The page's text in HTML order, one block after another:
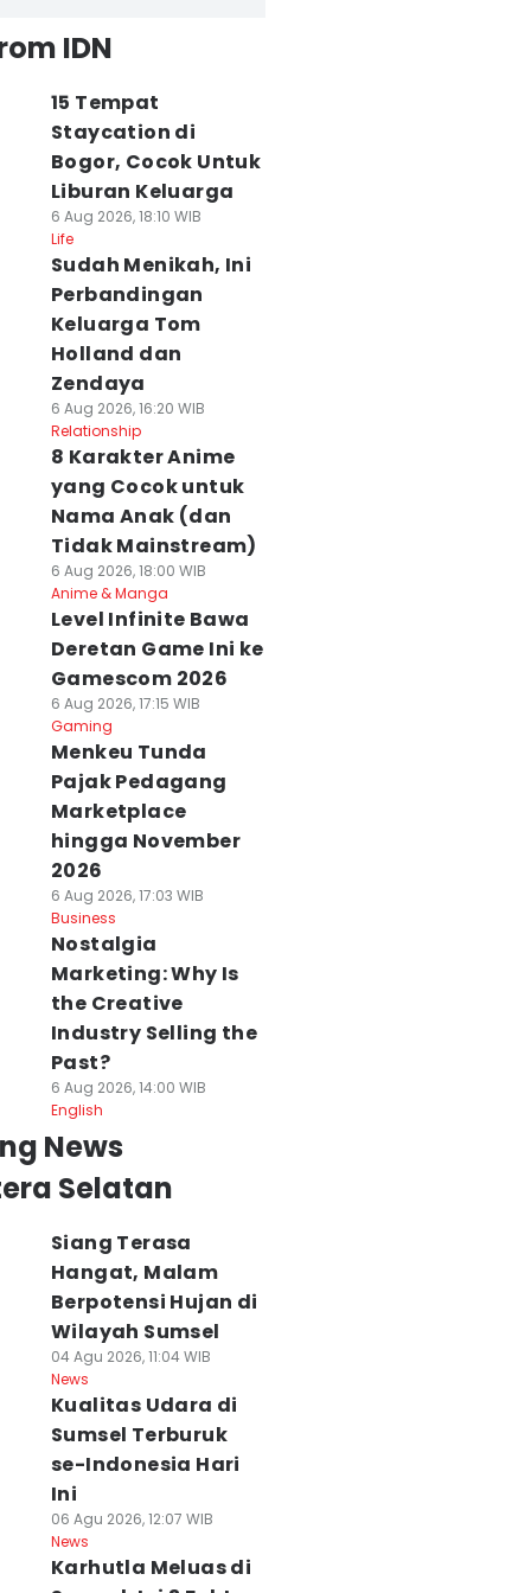
IDN
15 Tempat
Staycation di
Bogor, Cocok Untuk
Liburan Keluarga
6 Aug 2026, 18:10 WIB
Life
Sudah Menikah, Ini
Perbandingan
Keluarga Tom
Holland dan
Zendaya
6 Aug 2026, 16:20 WIB
Relationship
8 Karakter Anime
yang Cocok untuk
Nama Anak (dan
Tidak Mainstream)
6 Aug 2026, 18:00 WIB
Anime & Manga
Level Infinite Bawa
Deretan Game Ini ke
Gamescom 2026
6 Aug 2026, 17:15 WIB
Gaming
Menkeu Tunda
Pajak Pedagang
Marketplace
hingga November
2026
6 Aug 2026, 17:03 WIB
Business
Nostalgia
Marketing: Why Is
the Creative
Industry Selling the
Past?
6 Aug 2026, 14:00 WIB
English
News
Selatan
Siang Terasa
Hangat, Malam
Berpotensi Hujan di
Wilayah Sumsel
04 Agu 2026, 11:04 WIB
News
Kualitas Udara di
Sumsel Terburuk
se-Indonesia Hari
Ini
06 Agu 2026, 12:07 WIB
News
Karhutla Meluas di